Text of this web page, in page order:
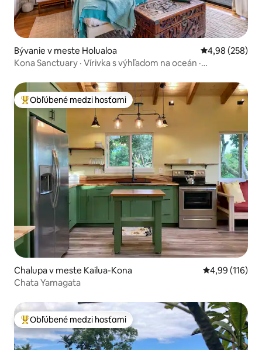
Bývanie v meste Holualoa Priemerné
4,98 (258)
Kona Sanctuary · Vírivka s výhľadom na oceán ·
Najobľúbenejšie medzi hosťami
Obľúbené medzi hosťami
Chalupa v meste Kailua-Kona Priemerné
4,99 (116)
Chata Yamagata
Najobľúbenejšie medzi hosťami
Obľúbené medzi hosťami